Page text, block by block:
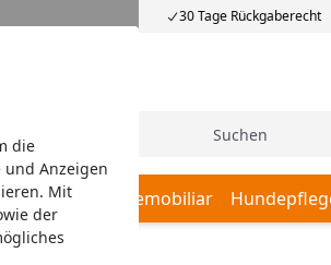
die
Anzeigen
Mit
der
30 Tage Rückgaberecht
Suche
Hundemobiliar